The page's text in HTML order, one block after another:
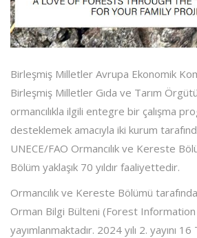
Birleşmiş Milletler Avrupa Ekonomik
Birleşmiş Milletler Gıda ve Tarım
ormancılıkla ilgili entegre bir çalışma
desteklemek amacıyla iki kurum
UNECE/FAO Ormancılık ve Kereste
Bölüm yaklaşık 70 yıldır faaliyettedir.
Ormancılık ve Kereste Bölümü
Orman Bilgi Bülteni (Forest
yayımlanmaktadır. 2024 yılı 2. yayını